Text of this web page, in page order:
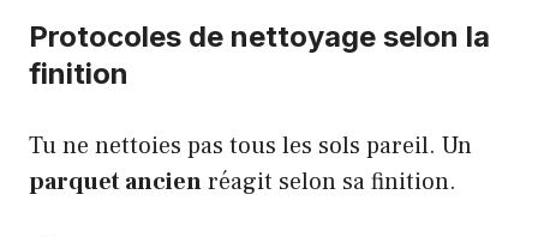
Protocoles de nettoyage selon la
finition
Tu ne nettoies pas tous les sols pareil. Un
parquet ancienréagit selon sa finition.